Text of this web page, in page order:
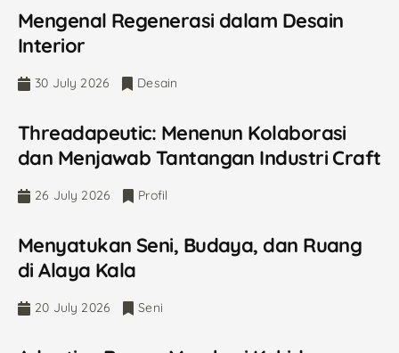
Mengenal Regenerasi dalam Desain
Interior
30 July 2026 Desain
Threadapeutic: Menenun Kolaborasi
dan Menjawab Tantangan Industri Craft
26 July 2026 Profil
Menyatukan Seni, Budaya, dan Ruang
di Alaya Kala
20 July 2026 Seni